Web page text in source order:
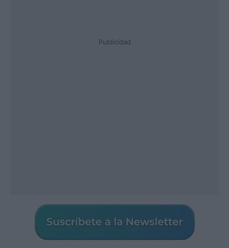
Publicidad